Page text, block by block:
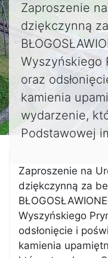
Zaproszenie
dziękczynną
Wyszyńskiego
oraz
kamienia
wydarzenie,
Podstawowej
Zaproszenie na
dziękczynną za
Wyszyńskiego
odsłonięcie i
kamienia